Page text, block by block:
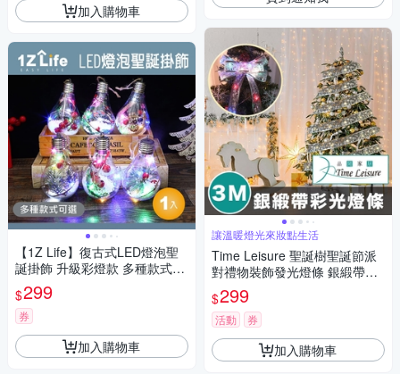
加入購物車
【1Z Life】復古式LED燈泡聖
誕掛飾 升級彩燈款 多種款式可
選
$299
券
加入購物車
讓溫暖燈光來妝點生活
Time Leisure 聖誕樹聖誕節派
對禮物裝飾發光燈條 銀緞帶彩
光/3M
$299
活動 券
加入購物車